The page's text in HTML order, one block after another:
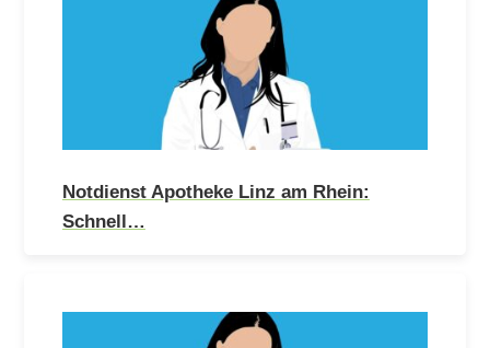
Notdienst Apotheke Linz am Rhein:
Schnell…